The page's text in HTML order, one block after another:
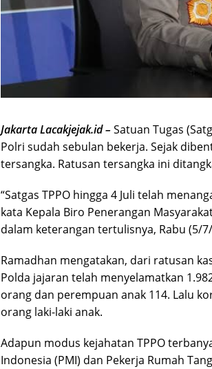
Jakarta Lacakjejak.id –Satuan Tugas
Polri sudah sebulan bekerja. Sejak
tersangka. Ratusan tersangka ini
“Satgas TPPO hingga 4 Juli telah
kata Kepala Biro Penerangan
dalam keterangan tertulisnya, Rabu (5/
Ramadhan mengatakan, dari ratusan
Polda jajaran telah menyelamatkan
orang dan perempuan anak 114. Lalu
orang laki-laki anak.
Adapun modus kejahatan TPPO
Indonesia (PMI) dan Pekerja Rumah